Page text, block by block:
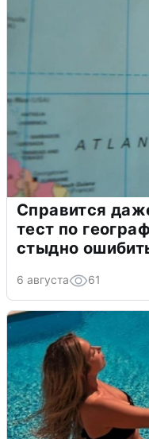
Справится
тест по
стыдно
6 августа 61